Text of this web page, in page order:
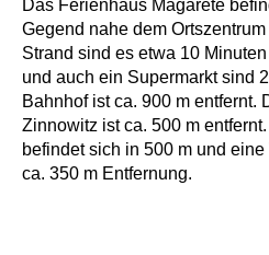
Das Ferienhaus Magarete
Gegend nahe dem
Strand sind es etwa 10
und auch ein Supermarkt sind
Bahnhof ist ca. 900 m entfernt.
Zinnowitz ist ca. 500 m
befindet sich in 500 m und
ca. 350 m Entfernung.